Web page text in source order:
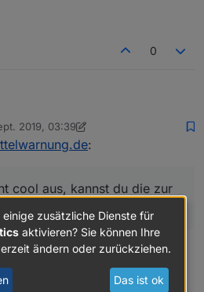
0
cool aus, kannst du die zur
2019, 03:39
skokarl
:
cool aus, kannst du die zur
zusätzliche Dienste für
aktivieren? Sie können Ihre
ändern oder zurückziehen.
Das ist ok